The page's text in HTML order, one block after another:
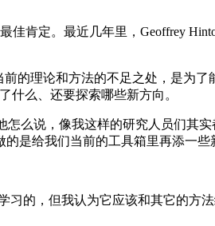
肯定。最近几年里，Geoffrey
的理论和方法的不足之处，是为了
什么、还要探索哪些新方向。
么说，像我这样的研究人员们其实
是给我们当前的工具箱里再添一些
的，但我认为它应该和其它的方